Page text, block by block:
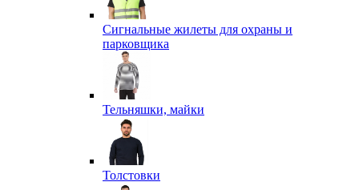
Сигнальные жилеты для охраны и
парковщика
Тельняшки, майки
Толстовки